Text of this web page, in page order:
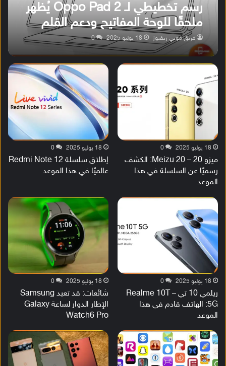
رسم تخطيطي لـ Oppo Pad 2 يُظهر
ملحقًا للوحة المفاتيح ودعم القلم
فريق موبي ريفيوز 18 يوليو 2025 0
18 يوليو 2025 0
ميزو 20 – Meizu 20: الكشف
رسميًا عن السلسلة في هذا
الموعد
18 يوليو 2025 0
إطلاق سلسلة Redmi Note 12
عالميًا في هذا الموعد
18 يوليو 2025 0
ريلمي 10 تي – Realme 10T
5G: الهاتف قادم في هذا
الموعد
18 يوليو 2025 0
شائعات: قد تعيد Samsung
الإطار الدوار لساعة Galaxy
Watch6 Pro